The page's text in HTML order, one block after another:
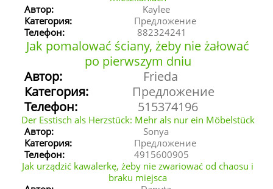
Автор:
Kaylee
Категория:
Предложение
Телефон:
882324241
Jak pomalować ściany, żeby nie żałować
po pierwszym dniu
Автор:
Frieda
Категория:
Предложение
Телефон:
515374196
Der Esstisch als Herzstück: Mehr als nur ein Möbelstück
Автор:
Sonya
Категория:
Предложение
Телефон:
4915600905
Jak urządzić kawalerkę, żeby nie zwariować od chaosu i
braku miejsca